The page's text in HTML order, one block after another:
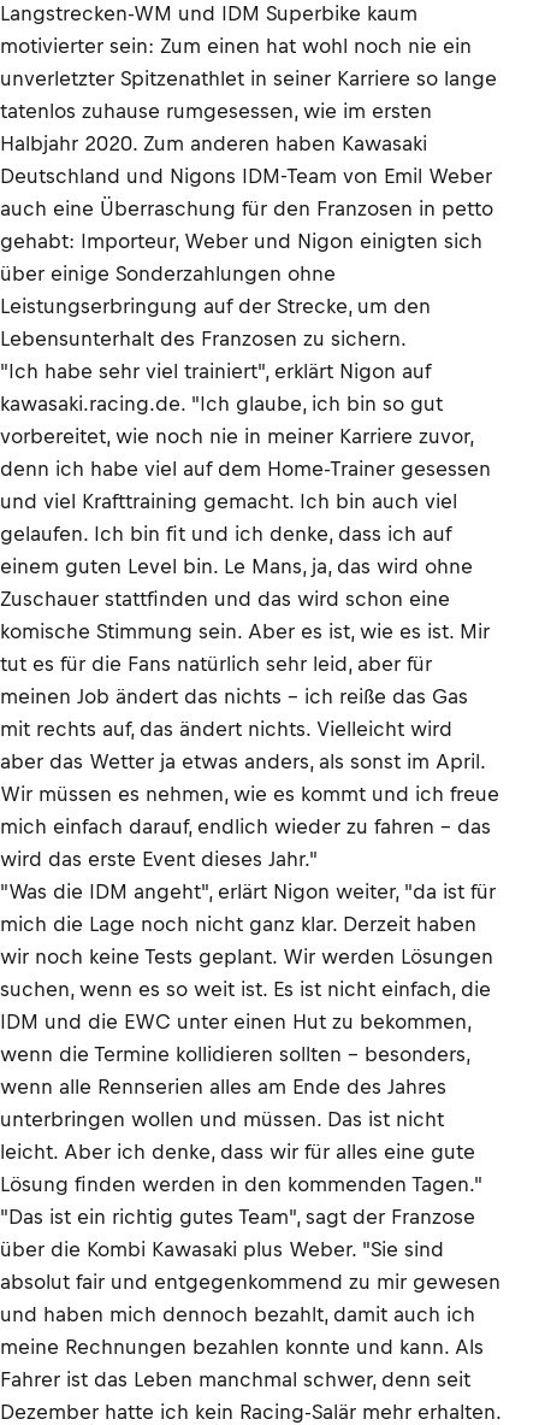
Langstrecken-WM und IDM Superbike kaum
motivierter sein: Zum einen hat wohl noch nie ein
unverletzter Spitzenathlet in seiner Karriere so lange
tatenlos zuhause rumgesessen, wie im ersten
Halbjahr 2020. Zum anderen haben Kawasaki
Deutschland und Nigons IDM-Team von Emil Weber
auch eine Überraschung für den Franzosen in petto
gehabt: Importeur, Weber und Nigon einigten sich
über einige Sonderzahlungen ohne
Leistungserbringung auf der Strecke, um den
Lebensunterhalt des Franzosen zu sichern.
"Ich habe sehr viel trainiert", erklärt Nigon auf
kawasaki.racing.de. "Ich glaube, ich bin so gut
vorbereitet, wie noch nie in meiner Karriere zuvor,
denn ich habe viel auf dem Home-Trainer gesessen
und viel Krafttraining gemacht. Ich bin auch viel
gelaufen. Ich bin fit und ich denke, dass ich auf
einem guten Level bin. Le Mans, ja, das wird ohne
Zuschauer stattfinden und das wird schon eine
komische Stimmung sein. Aber es ist, wie es ist. Mir
tut es für die Fans natürlich sehr leid, aber für
meinen Job ändert das nichts - ich reiße das Gas
mit rechts auf, das ändert nichts. Vielleicht wird
aber das Wetter ja etwas anders, als sonst im April.
Wir müssen es nehmen, wie es kommt und ich freue
mich einfach darauf, endlich wieder zu fahren - das
wird das erste Event dieses Jahr."
"Was die IDM angeht", erlärt Nigon weiter, "da ist für
mich die Lage noch nicht ganz klar. Derzeit haben
wir noch keine Tests geplant. Wir werden Lösungen
suchen, wenn es so weit ist. Es ist nicht einfach, die
IDM und die EWC unter einen Hut zu bekommen,
wenn die Termine kollidieren sollten - besonders,
wenn alle Rennserien alles am Ende des Jahres
unterbringen wollen und müssen. Das ist nicht
leicht. Aber ich denke, dass wir für alles eine gute
Lösung finden werden in den kommenden Tagen."
"Das ist ein richtig gutes Team", sagt der Franzose
über die Kombi Kawasaki plus Weber. "Sie sind
absolut fair und entgegenkommend zu mir gewesen
und haben mich dennoch bezahlt, damit auch ich
meine Rechnungen bezahlen konnte und kann. Als
Fahrer ist das Leben manchmal schwer, denn seit
Dezember hatte ich kein Racing-Salär mehr erhalten.